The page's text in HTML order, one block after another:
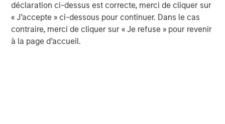
déclaration ci-dessus est correcte, merci de cliquer sur
« J’accepte » ci-dessous pour continuer. Dans le cas
contraire, merci de cliquer sur « Je refuse » pour revenir
à la page d’accueil.